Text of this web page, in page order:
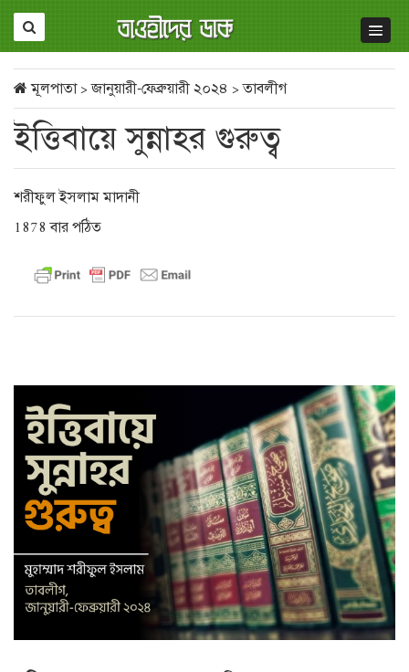
মূলপাতা> জানুয়ারী-ফেব্রুয়ারী ২০২৪ > তাবলীগ
ইত্তিবায়ে সুন্নাহর গুরুত্ব
শরীফুল ইসলাম মাদানী
1878 বার পঠিত